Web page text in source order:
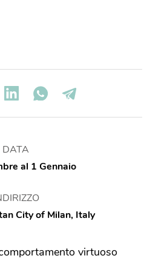
DATA
al 1 Gennaio
City of Milan, Italy
virtuoso